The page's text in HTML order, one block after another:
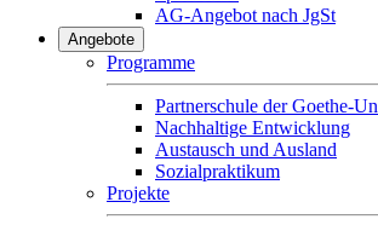
AG-Angebot nach JgSt
Angebote
Programme
Partnerschule der Goethe-
Nachhaltige Entwicklung
Austausch und Ausland
Sozialpraktikum
Projekte